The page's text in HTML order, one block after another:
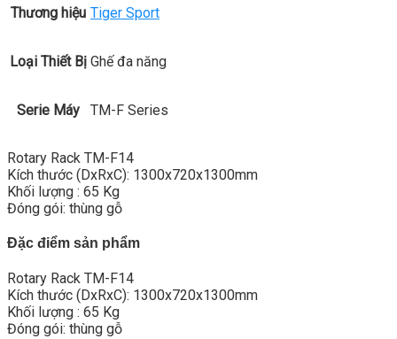
Thương hiệu Tiger Sport
Loại Thiết Bị Ghế đa năng
Serie Máy TM-F Series
Rotary Rack TM-F14
Kích thước (DxRxC): 1300x720x1300mm
Khối lượng : 65 Kg
Đóng gói: thùng gỗ
Đặc điểm sản phẩm
Rotary Rack TM-F14
Kích thước (DxRxC): 1300x720x1300mm
Khối lượng : 65 Kg
Đóng gói: thùng gỗ